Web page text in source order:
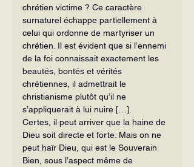
chrétien victime ? Ce caractère
surnaturel échappe partiellement à
celui qui ordonne de martyriser un
chrétien. Il est évident que si l’ennemi
de la foi connaissait exactement les
beautés, bontés et vérités
chrétiennes, il admettrait le
christianisme plutôt qu’il ne
s’appliquerait à lui nuire […].
Certes, il peut arriver que la haine de
Dieu soit directe et forte. Mais on ne
peut haïr Dieu, qui est le Souverain
Bien, sous l’aspect même de